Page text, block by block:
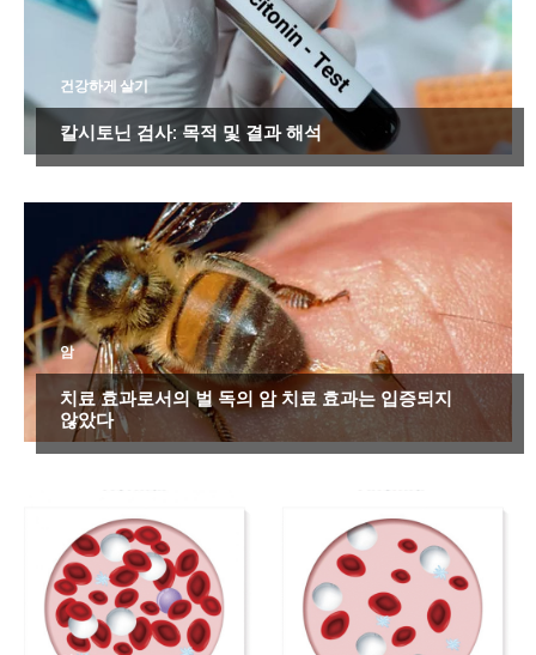
건강하게 살기
칼시토닌 검사: 목적 및 결과 해석
암
치료 효과로서의 벌 독의 암 치료 효과는 입증되지
않았다